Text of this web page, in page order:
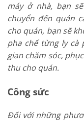
máy ở nhà, bạn
chuyển đến quán
cho quán, bạn sẽ
pha chế từng ly cà
gian chăm sóc,
thu cho quán.
Công sức
Đối với những